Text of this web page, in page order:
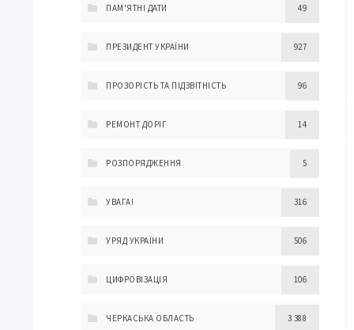
ПАМ'ЯТНІ ДАТИ 49
ПРЕЗИДЕНТ УКРАЇНИ 927
ПРОЗОРІСТЬ ТА ПІДЗВІТНІСТЬ 96
РЕМОНТ ДОРІГ 14
РОЗПОРЯДЖЕННЯ 5
УВАГА! 316
УРЯД УКРАЇНИ 506
ЦИФРОВІЗАЦІЯ 106
ЧЕРКАСЬКА ОБЛАСТЬ 3 388